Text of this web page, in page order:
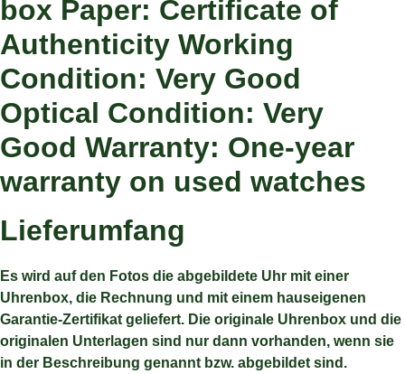
box Paper: Certificate of
Authenticity Working
Condition: Very Good
Optical Condition: Very
Good Warranty: One-year
warranty on used watches
Lieferumfang
Es wird auf den Fotos die abgebildete Uhr mit einer
Uhrenbox, die Rechnung und mit einem hauseigenen
Garantie-Zertifikat geliefert. Die originale Uhrenbox und die
originalen Unterlagen sind nur dann vorhanden, wenn sie
in der Beschreibung genannt bzw. abgebildet sind.